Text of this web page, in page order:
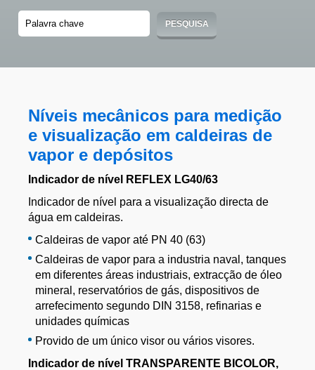
Níveis mecânicos para medição
e visualização em caldeiras de
vapor e depósitos
Indicador de nível REFLEX LG40/63
Indicador de nível para a visualização directa de
água em caldeiras.
Caldeiras de vapor até PN 40 (63)
Caldeiras de vapor para a industria naval, tanques
em diferentes áreas industriais, extracção de óleo
mineral, reservatórios de gás, dispositivos de
arrefecimento segundo DIN 3158, refinarias e
unidades químicas
Provido de um único visor ou vários visores.
Indicador de nível TRANSPARENTE BICOLOR,